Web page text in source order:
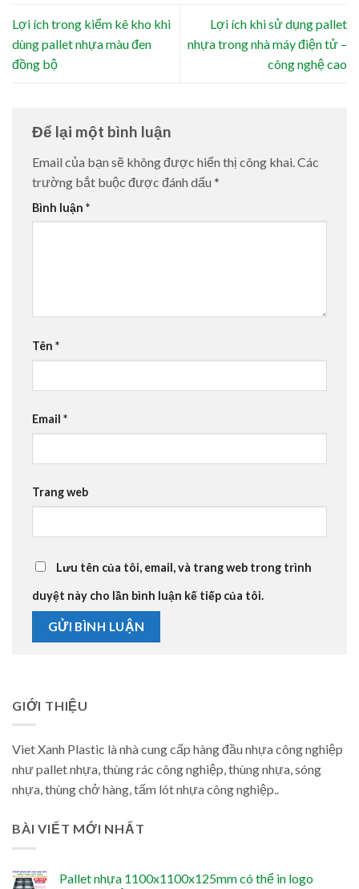
Lợi ích trong kiểm kê kho khi
dùng pallet nhựa màu đen
đồng bộ
Lợi ích khi sử dụng pallet
nhựa trong nhà máy điện tử –
công nghệ cao
Để lại một bình luận
Email của bạn sẽ không được hiển thị công khai. Các
trường bắt buộc được đánh dấu *
Bình luận *
Tên *
Email *
Trang web
Lưu tên của tôi, email, và trang web trong trình
duyệt này cho lần bình luận kế tiếp của tôi.
GIỚI THIỆU
Viet Xanh Plastic là nhà cung cấp hàng đầu nhựa công nghiệp
như pallet nhựa, thùng rác công nghiệp, thùng nhựa, sóng
nhựa, thùng chở hàng, tấm lót nhựa công nghiệp..
BÀI VIẾT MỚI NHẤT
Pallet nhựa 1100x1100x125mm có thể in logo